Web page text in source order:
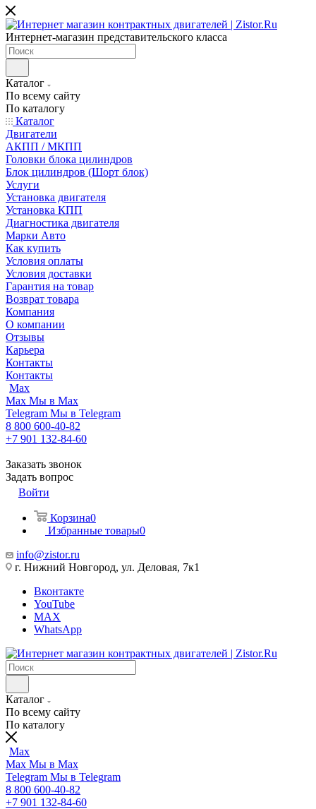
Интернет-магазин представительского класса
Каталог
По всему сайту
По каталогу
Каталог
Двигатели
АКПП / МКПП
Головки блока цилиндров
Блок цилиндров (Шорт блок)
Услуги
Установка двигателя
Установка КПП
Диагностика двигателя
Марки Авто
Как купить
Условия оплаты
Условия доставки
Гарантия на товар
Возврат товара
Компания
О компании
Отзывы
Карьера
Контакты
Контакты
Max
Max Мы в Max
Telegram Мы в Telegram
8 800 600-40-82
+7 901 132-84-60
Заказать звонок
Задать вопрос
Войти
Корзина0
Избранные товары0
info@zistor.ru
г. Нижний Новгород, ул. Деловая, 7к1
Вконтакте
YouTube
MAX
WhatsApp
Каталог
По всему сайту
По каталогу
Max
Max Мы в Max
Telegram Мы в Telegram
8 800 600-40-82
+7 901 132-84-60